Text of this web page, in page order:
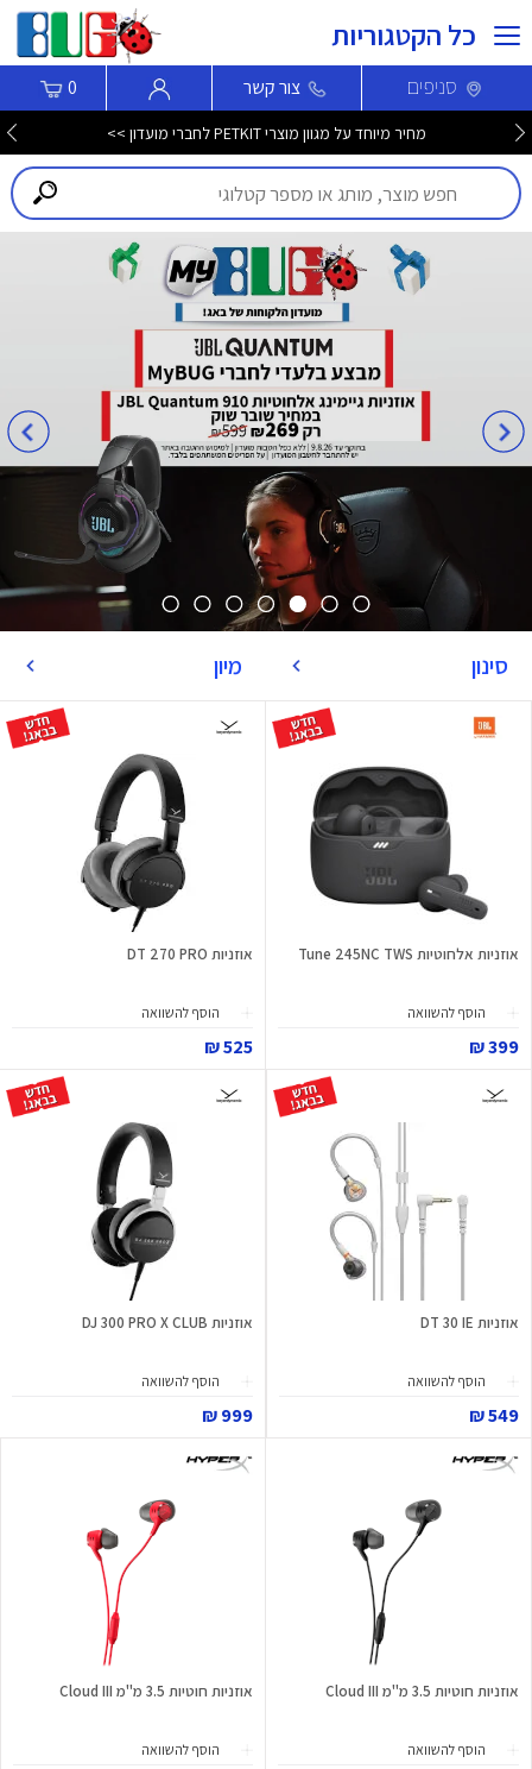
כל הקטגוריות
סניפים צור קשר 0
מחיר מיוחד על מגוון מוצרי PETKIT לחברי מועדון >>
סינון מיון
אוזניות אלחוטיות Tune 245NC TWS
הוסף להשוואה
399 ₪
אוזניות DT 270 PRO
הוסף להשוואה
525 ₪
אוזניות DT 30 IE
הוסף להשוואה
549 ₪
אוזניות DJ 300 PRO X CLUB
הוסף להשוואה
999 ₪
אוזניות חוטיות 3.5 מ"מ Cloud III
הוסף להשוואה
אוזניות חוטיות 3.5 מ"מ Cloud III
הוסף להשוואה